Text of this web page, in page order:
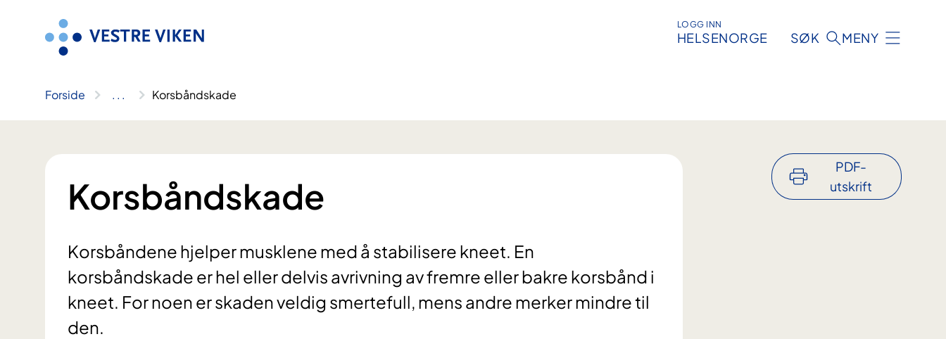
LOGG INN
HELSENORGE SØK MENY
Forside .. . Korsbåndskade
Korsbåndskade
Korsbåndene hjelper musklene med å stabilisere kneet. En
korsbåndskade er hel eller delvis avrivning av fremre eller bakre korsbånd i
kneet. For noen er skaden veldig smertefull, mens andre merker mindre til
den.
PDF-
utskrift